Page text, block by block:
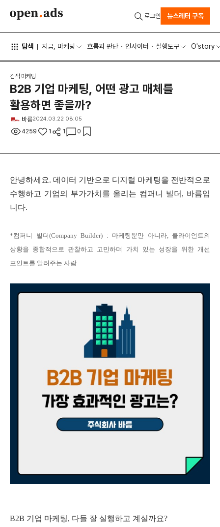
탐색 지금, 마케팅 흐름과 판단 인사이터 실행도구 O'story
로그인 뉴스레터 구독
검색 마케팅
B2B 기업 마케팅, 어떤 광고 매체를
활용하면 좋을까?
바름2024.03.22 08:05
4259 1 1 0
안녕하세요. 데이터 기반으로 디지털 마케팅을 전반적으로
수행하고 기업의 부가가치를 올리는 컴퍼니 빌더 , 바름입
니다.
*컴퍼니 빌더(Company Builder) : 마케팅뿐만 아니라, 클라이언트의
상황을 종합적으로 관찰하고 고민하며 가치 있는 성장을 위한 개선
포인트를 알려주는 사람
B2B 기업 마케팅, 다들 잘 실행하고 계실까요?